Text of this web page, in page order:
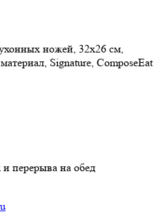
ножей, 32х26 см,
Signature, ComposeEat
перерыва на обед